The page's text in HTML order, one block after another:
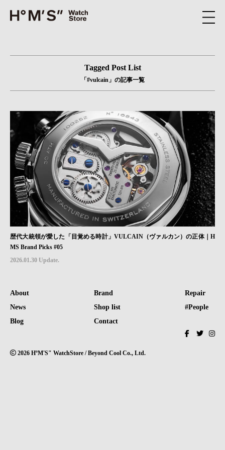
Tagged Post List
「#vulcain」の記事一覧
歴代大統領が愛した「目覚める時計」VULCAIN（ヴァルカン）の正体｜H
MS Brand Picks #05
2026.01.30 Update.
About
News
Blog
Brand
Shop list
Contact
Repair
#People
2026 HºM'S" WatchStore / Beyond Cool Co., Ltd.